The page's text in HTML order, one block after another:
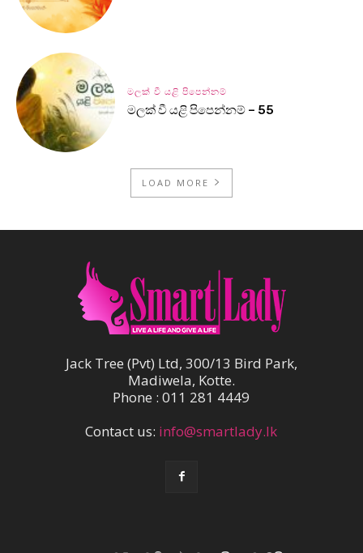
මලක් වී යළි පිපෙන්නම්
මලක් වී යළි පිපෙන්නම් – 55
LOAD MORE
Jack Tree (Pvt) Ltd, 300/13 Bird Park,
Madiwela, Kotte.
Phone : 011 281 4449
Contact us: info@smartlady.lk